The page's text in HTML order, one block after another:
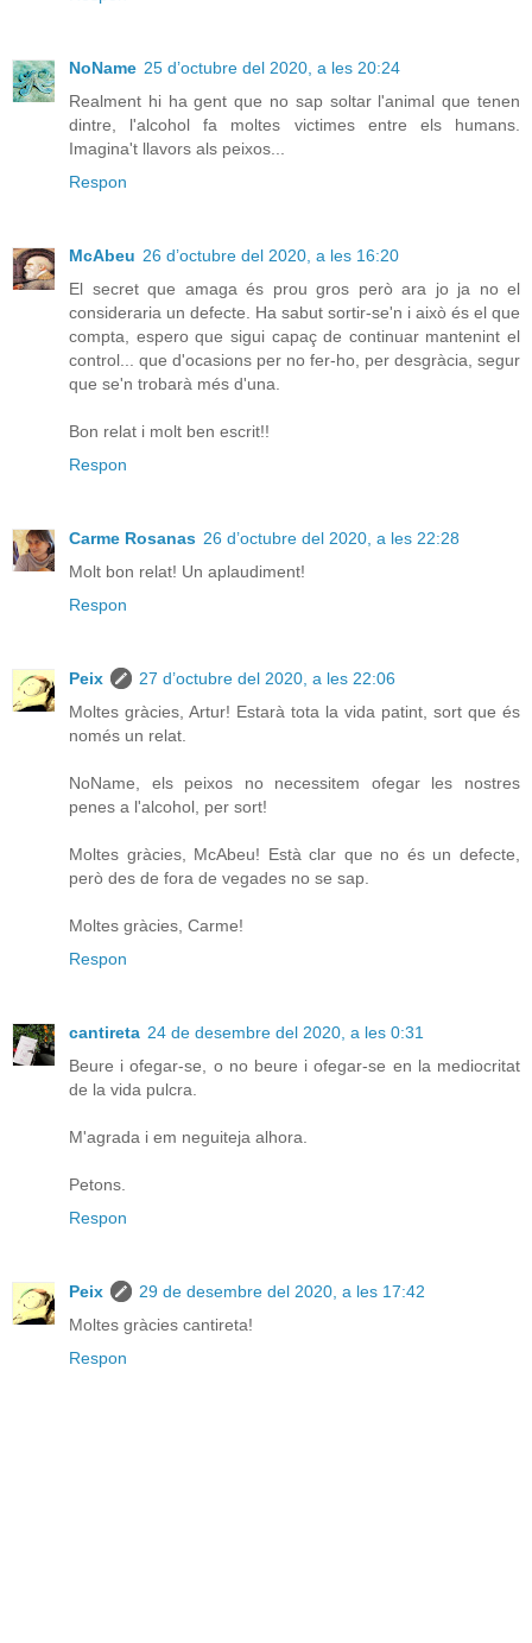
NoName 25 d’octubre del 2020, a les 20:24
Realment hi ha gent que no sap soltar l'animal que tenen
dintre, l'alcohol fa moltes victimes entre els humans.
Imagina't llavors als peixos...
Respon
McAbeu 26 d’octubre del 2020, a les 16:20
El secret que amaga és prou gros però ara jo ja no el
consideraria un defecte. Ha sabut sortir-se'n i això és el que
compta, espero que sigui capaç de continuar mantenint el
control... que d'ocasions per no fer-ho, per desgràcia, segur
que se'n trobarà més d'una.
Bon relat i molt ben escrit!!
Respon
Carme Rosanas 26 d’octubre del 2020, a les 22:28
Molt bon relat! Un aplaudiment!
Respon
Peix
27 d’octubre del 2020, a les 22:06
Moltes gràcies, Artur! Estarà tota la vida patint, sort que és
només un relat.
NoName, els peixos no necessitem ofegar les nostres
penes a l'alcohol, per sort!
Moltes gràcies, McAbeu! Està clar que no és un defecte,
però des de fora de vegades no se sap.
Moltes gràcies, Carme!
Respon
cantireta 24 de desembre del 2020, a les 0:31
Beure i ofegar-se, o no beure i ofegar-se en la mediocritat
de la vida pulcra.
M'agrada i em neguiteja alhora.
Petons.
Respon
Peix
29 de desembre del 2020, a les 17:42
Moltes gràcies cantireta!
Respon